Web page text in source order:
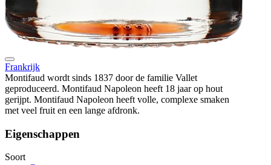
Frankrijk
Montifaud wordt sinds 1837 door de familie Vallet
geproduceerd. Montifaud Napoleon heeft 18 jaar op hout
gerijpt. Montifaud Napoleon heeft volle, complexe smaken
met veel fruit en een lange afdronk.
Eigenschappen
Soort